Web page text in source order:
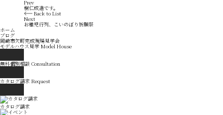
Prev
樹仁成造です。
Back to List
Next
お稚児行列、こいのぼり祈願祭
ホーム
ブログ
岡崎市欠町完成現場見学会
モデルハウス見学 Model House
無料個別相談 Consultation
カタログ請求 Request
カタログ請求